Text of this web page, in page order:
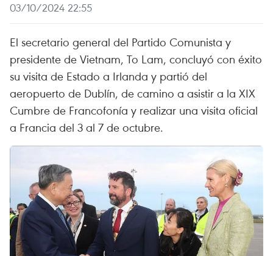
03/10/2024 22:55
El secretario general del Partido Comunista y
presidente de Vietnam, To Lam, concluyó con éxito
su visita de Estado a Irlanda y partió del
aeropuerto de Dublín, de camino a asistir a la XIX
Cumbre de Francofonía y realizar una visita oficial
a Francia del 3 al 7 de octubre.